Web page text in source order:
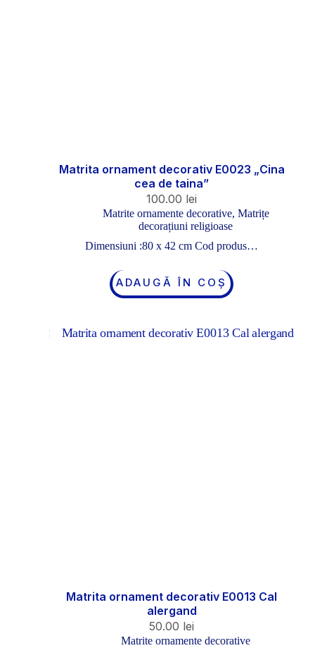
Matrita ornament decorativ E0023 „Cina
cea de taina”
100.00 lei
Matrite ornamente decorative, Matrițe
decorațiuni religioase
Dimensiuni :80 x 42 cm Cod produs…
ADAUGĂ ÎN COȘ
Matrita ornament decorativ E0013 Cal
alergand
50.00 lei
Matrite ornamente decorative